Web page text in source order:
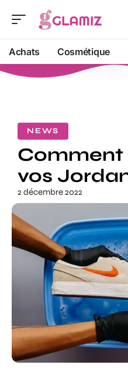
Achats Cosmétique
NEWS
Comment
vos Jordan
2 décembre 2022